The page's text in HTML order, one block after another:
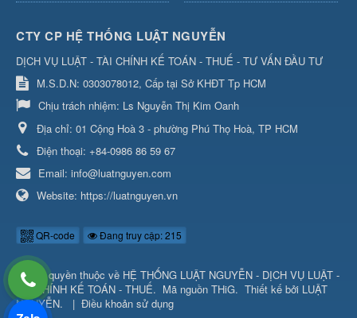
CTY CP HỆ THỐNG LUẬT NGUYỄN
DỊCH VỤ LUẬT - TÀI CHÍNH KẾ TOÁN - THUẾ - TƯ VẤN ĐẦU TƯ
M.S.D.N: 0303078012, Cấp tại Sở KHĐT Tp HCM
Chịu trách nhiệm: Ls Nguyễn Thị Kim Oanh
Địa chỉ: 01 Cộng Hoà 3 - phường Phú Thọ Hoà, TP HCM
Điện thoại: +84-0986 86 59 67
Email: info@luatnguyen.com
Website: https://luatnguyen.vn
QR-code Đang truy cập: 215
© Bản quyền thuộc về HỆ THỐNG LUẬT NGUYỄN - DỊCH VỤ LUẬT -
TÀI CHÍNH KẾ TOÁN - THUẾ. Mã nguồn THiG. Thiết kế bởi LUẬT
NGUYỄN. | Điều khoản sử dụng